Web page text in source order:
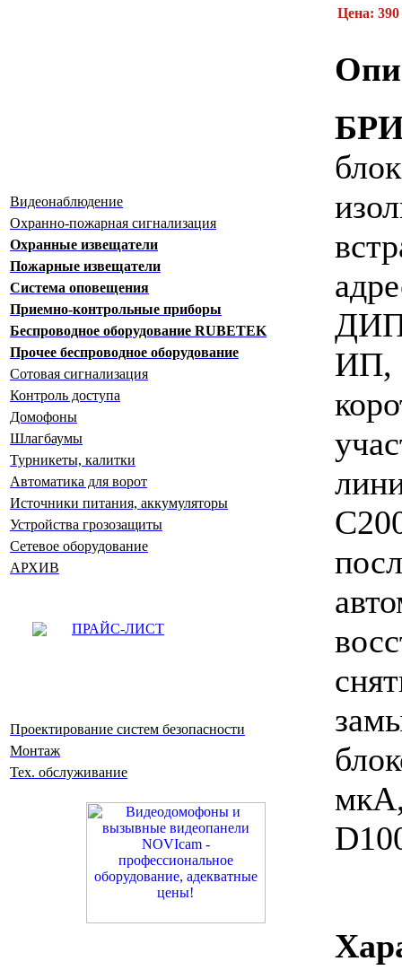
Видеонаблюдение
Охранно-пожарная сигнализация
Охранные извещатели
Пожарные извещатели
Система оповещения
Приемно-контрольные приборы
Беспроводное оборудование RUBETEK
Прочее беспроводное оборудование
Сотовая сигнализация
Контроль доступа
Домофоны
Шлагбаумы
Турникеты, калитки
Автоматика для ворот
Источники питания, аккумуляторы
Устройства грозозащиты
Сетевое оборудование
АРХИВ
ПРАЙС-ЛИСТ
Проектирование систем безопасности
Монтаж
Тех. обслуживание
Цена: 390